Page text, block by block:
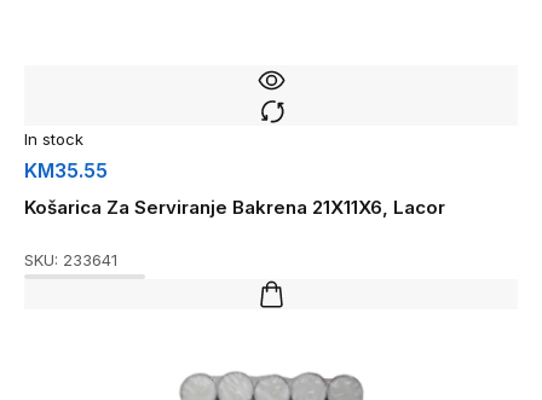
In stock
KM35.55
Košarica Za Serviranje Bakrena 21X11X6, Lacor
SKU: 233641